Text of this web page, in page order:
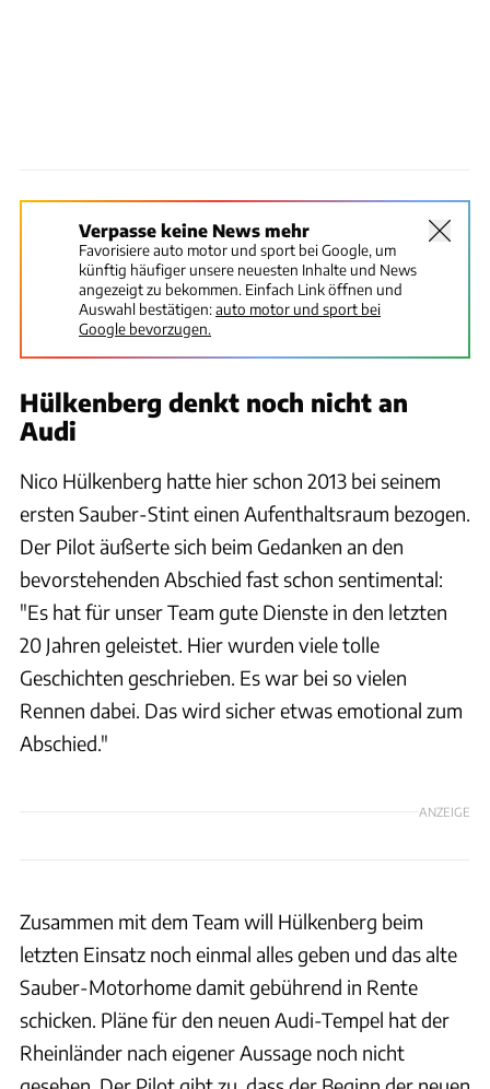
Verpasse keine News mehr
Favorisiere auto motor und sport bei Google, um
künftig häufiger unsere neuesten Inhalte und News
angezeigt zu bekommen. Einfach Link öffnen und
Auswahl bestätigen:auto motor und sport bei
Google bevorzugen.
Hülkenberg denkt noch nicht an
Audi
Nico Hülkenberg hatte hier schon 2013 bei seinem
ersten Sauber-Stint einen Aufenthaltsraum bezogen.
Der Pilot äußerte sich beim Gedanken an den
bevorstehenden Abschied fast schon sentimental:
"Es hat für unser Team gute Dienste in den letzten
20 Jahren geleistet. Hier wurden viele tolle
Geschichten geschrieben. Es war bei so vielen
Rennen dabei. Das wird sicher etwas emotional zum
Abschied."
ANZEIGE
Zusammen mit dem Team will Hülkenberg beim
letzten Einsatz noch einmal alles geben und das alte
Sauber-Motorhome damit gebührend in Rente
schicken. Pläne für den neuen Audi-Tempel hat der
Rheinländer nach eigener Aussage noch nicht